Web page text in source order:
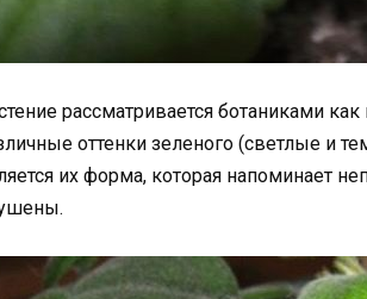
рассматривается ботаниками
оттенки зеленого (светлые и
их форма, которая напоминает